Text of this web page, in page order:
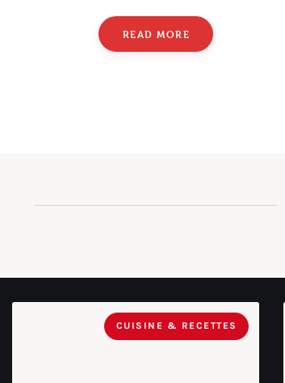
READ MORE
CUISINE & RECETTES